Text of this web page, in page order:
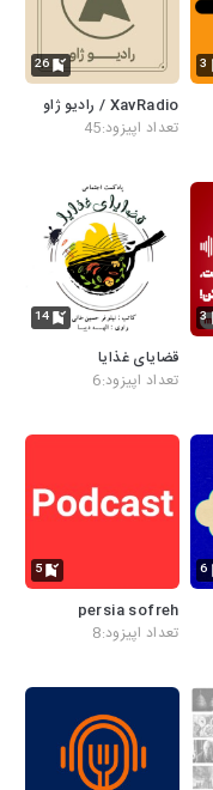
3
26
XavRadio / رادیو ژاو
تعداد اپیزود:45
3
14
قضایای غذایا
تعداد اپیزود:6
6
5
persia sofreh
تعداد اپیزود:8